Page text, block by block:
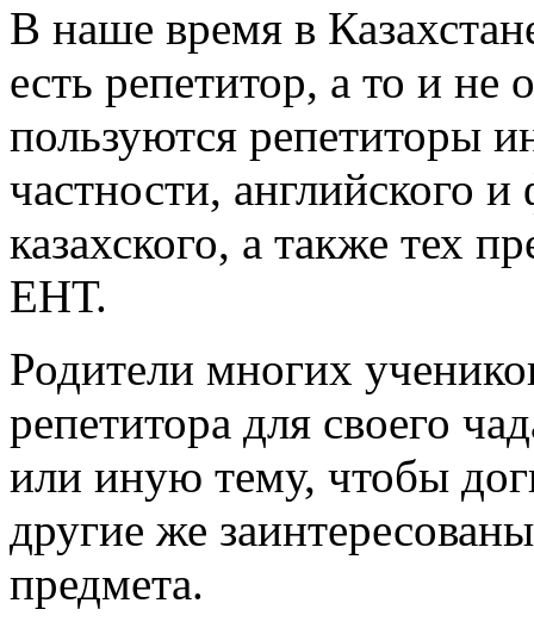
В наше время в
есть репетитор, а то и
пользуются репетиторы
частности, английского
казахского, а также тех
ЕНТ.
Родители многих
репетитора для своего
или иную тему, чтобы
другие же
предмета.